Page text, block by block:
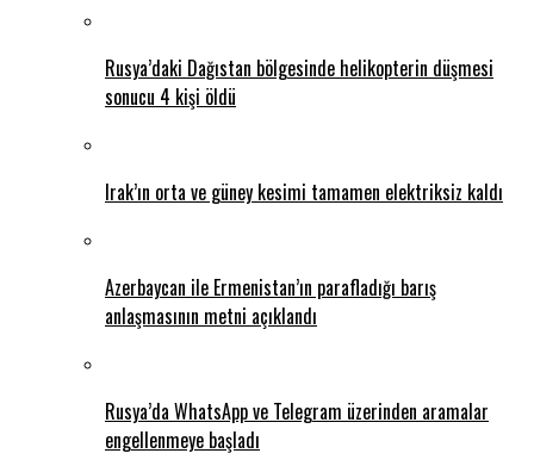
Rusya’daki Dağıstan bölgesinde helikopterin düşmesi
sonucu 4 kişi öldü
Irak’ın orta ve güney kesimi tamamen elektriksiz kaldı
Azerbaycan ile Ermenistan’ın parafladığı barış
anlaşmasının metni açıklandı
Rusya’da WhatsApp ve Telegram üzerinden aramalar
engellenmeye başladı